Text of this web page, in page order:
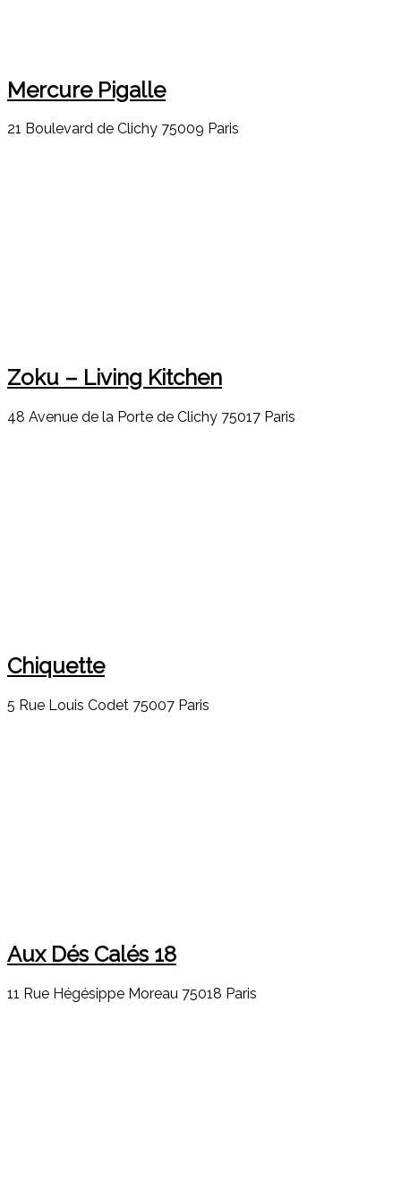
Mercure Pigalle
21 Boulevard de Clichy 75009 Paris
Zoku – Living Kitchen
48 Avenue de la Porte de Clichy 75017 Paris
Chiquette
5 Rue Louis Codet 75007 Paris
Aux Dés Calés 18
11 Rue Hégésippe Moreau 75018 Paris